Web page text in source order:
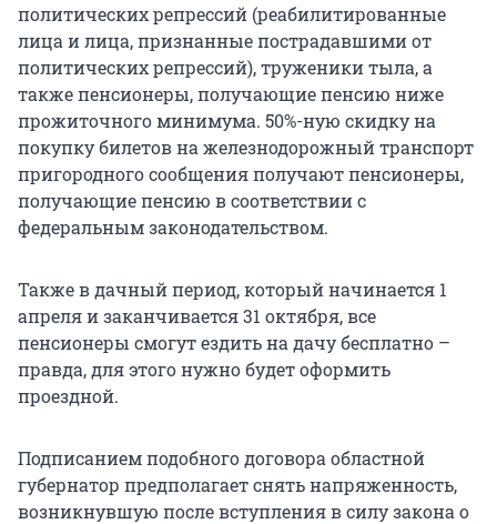
политических репрессий (реабилитированные
лица и лица, признанные пострадавшими от
политических репрессий), труженики тыла, а
также пенсионеры, получающие пенсию ниже
прожиточного минимума. 50%-ную скидку на
покупку билетов на железнодорожный транспорт
пригородного сообщения получают пенсионеры,
получающие пенсию в соответствии с
федеральным законодательством.
Также в дачный период, который начинается 1
апреля и заканчивается 31 октября, все
пенсионеры смогут ездить на дачу бесплатно –
правда, для этого нужно будет оформить
проездной.
Подписанием подобного договора областной
губернатор предполагает снять напряженность,
возникнувшую после вступления в силу закона о